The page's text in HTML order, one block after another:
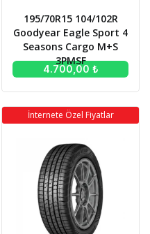
195/70R15 104/102R
Goodyear Eagle Sport 4
Seasons Cargo M+S
3PMSF
4.700,00 ₺
İnternete Özel Fiyatlar